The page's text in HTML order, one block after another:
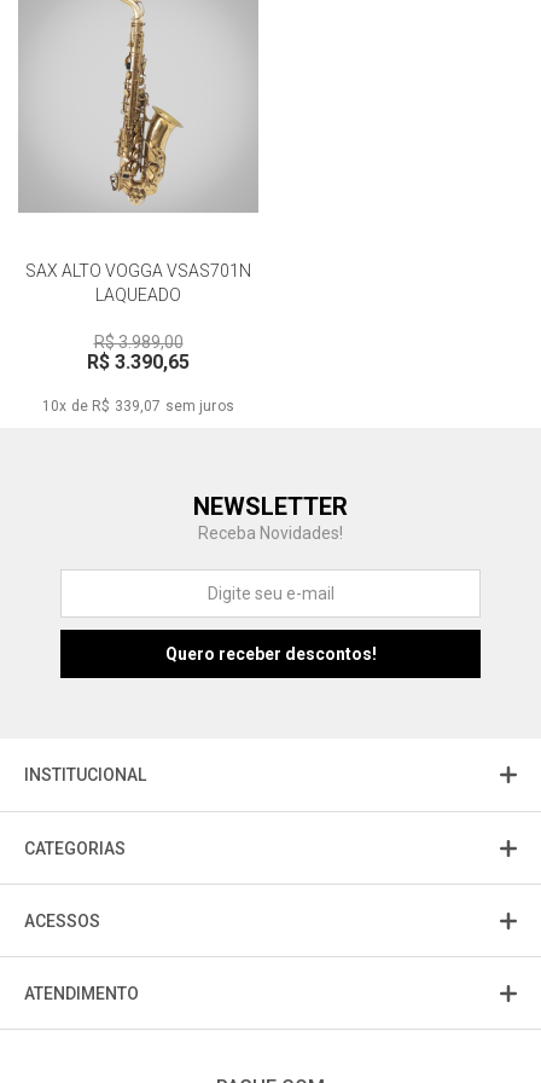
SAX ALTO VOGGA VSAS701N
LAQUEADO
R$ 3.989,00
R$ 3.390,65
10x de R$ 339,07 sem juros
NEWSLETTER
Receba Novidades!
INSTITUCIONAL
CATEGORIAS
ACESSOS
ATENDIMENTO
Fu Fujisom